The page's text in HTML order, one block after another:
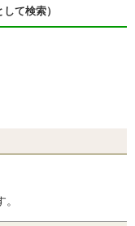
して検索）